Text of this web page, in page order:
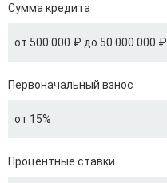
Сумма кредита
от 500 000 ₽ до 50 000 000 ₽
Первоначальный взнос
от 15%
Процентные ставки